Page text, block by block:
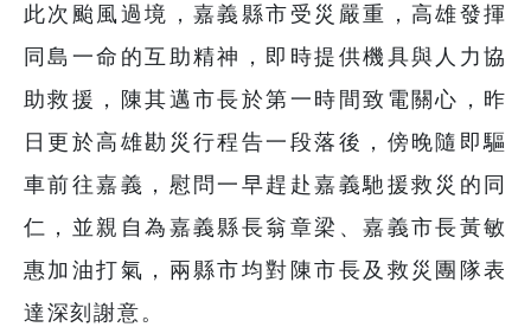
此次颱風過境，嘉義縣市受災嚴重，高雄發揮
同島一命的互助精神，即時提供機具與人力協
助救援，陳其邁市長於第一時間致電關心，昨
日更於高雄勘災行程告一段落後，傍晚隨即驅
車前往嘉義，慰問一早趕赴嘉義馳援救災的同
仁，並親自為嘉義縣長翁章梁、嘉義市長黃敏
惠加油打氣，兩縣市均對陳市長及救災團隊表
達深刻謝意。